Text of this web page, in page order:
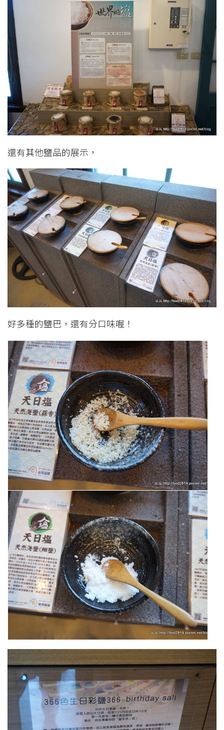
還有其他鹽品的展示，
好多種的鹽巴，還有分口味喔！